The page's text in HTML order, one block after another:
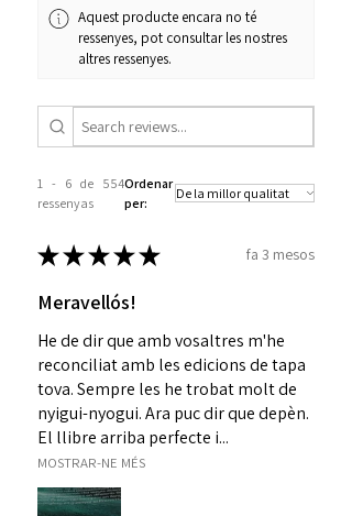
Sanderson:
L'ànima de l'emperador
Capsa Elantris
Illes del caliufosc
Rull del mar Maragda
Aquest producte encara no té
ressenyes, pot consultar les nostres
altres ressenyes.
1 - 6 de 554
ressenyas
Ordenar
per:
★★★★★ fa 3 mesos
Meravellós!
He de dir que amb vosaltres m'he
reconciliat amb les edicions de tapa
tova. Sempre les he trobat molt de
nyigui-nyogui. Ara puc dir que depèn.
El llibre arriba perfecte i...
MOSTRAR-NE MÉS